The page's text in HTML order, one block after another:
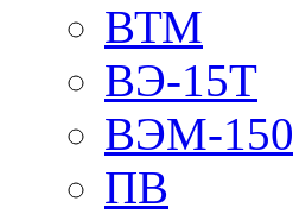
ВТМ
ВЭ-15Т
ВЭМ-150
ПВ